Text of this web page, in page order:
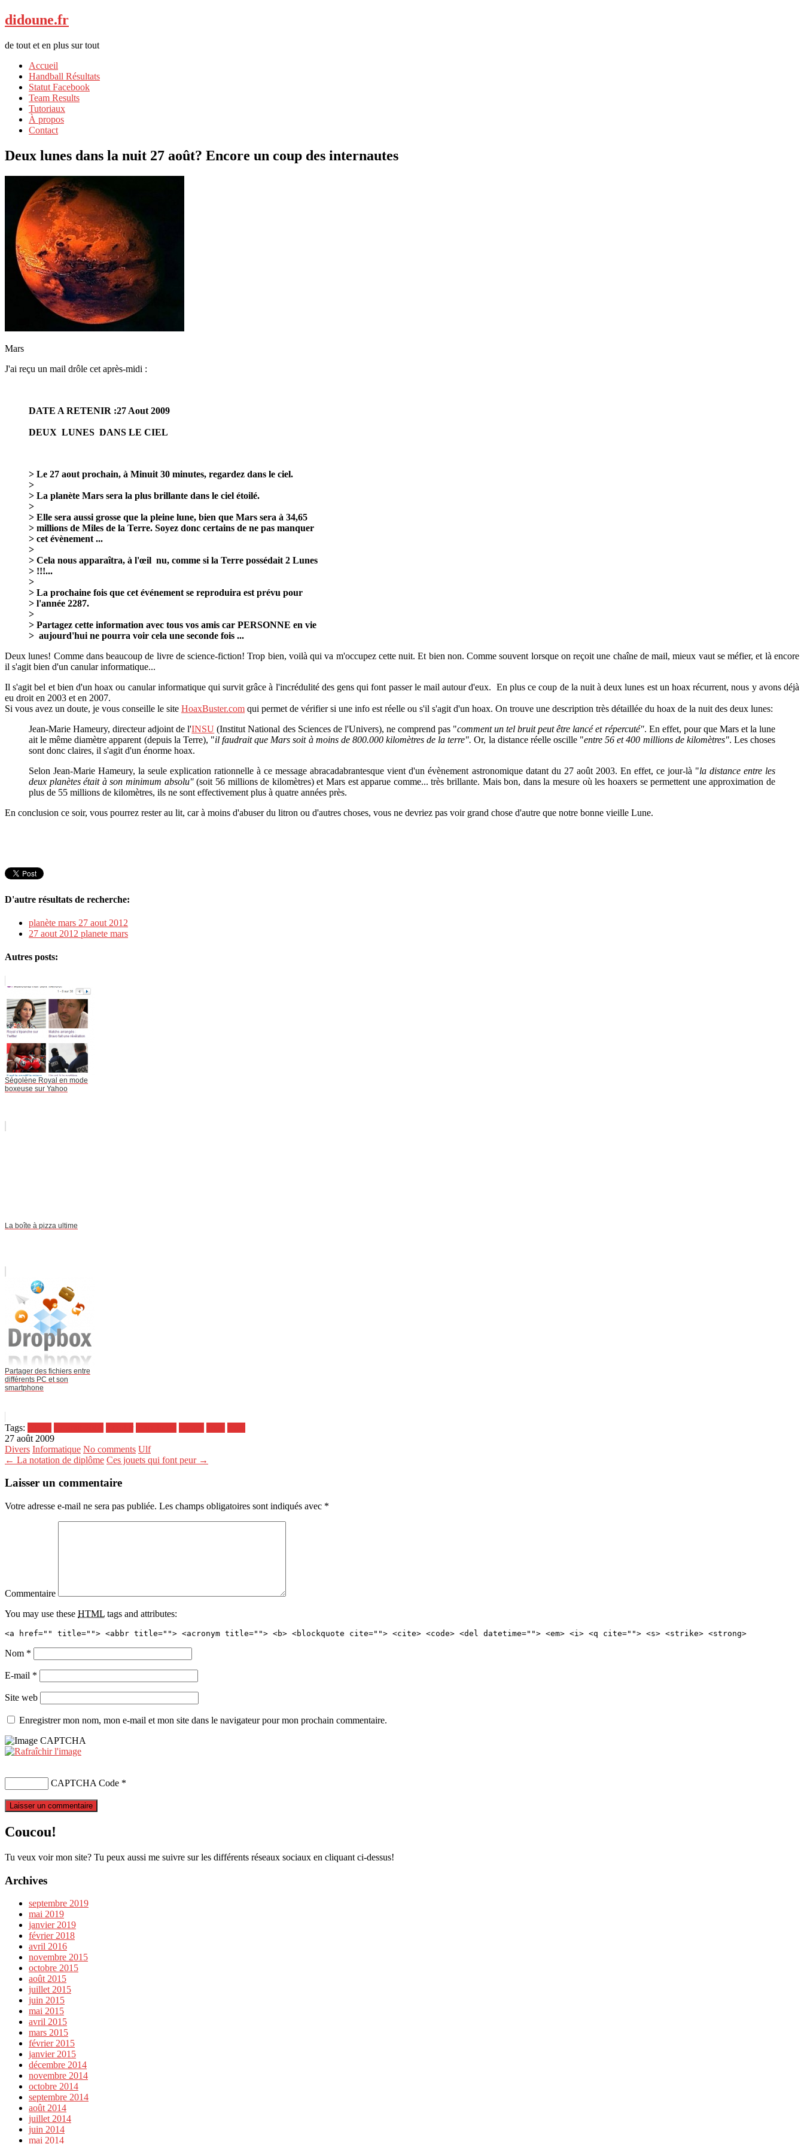
didoune.fr
de tout et en plus sur tout
Accueil
Handball Résultats
Statut Facebook
Team Results
Tutoriaux
À propos
Contact
Deux lunes dans la nuit 27 août? Encore un coup des internautes
Mars
J'ai reçu un mail drôle cet après-midi :
DATE A RETENIR :27 Aout 2009
DEUX LUNES DANS LE CIEL
> Le 27 aout prochain, à Minuit 30 minutes, regardez dans le ciel.
>
> La planète Mars sera la plus brillante dans le ciel étoilé.
>
> Elle sera aussi grosse que la pleine lune, bien que Mars sera à 34,65
> millions de Miles de la Terre. Soyez donc certains de ne pas manquer
> cet évènement ...
>
> Cela nous apparaîtra, à l'œil nu, comme si la Terre possédait 2 Lunes
> !!!...
>
> La prochaine fois que cet événement se reproduira est prévu pour
> l'année 2287.
>
> Partagez cette information avec tous vos amis car PERSONNE en vie
> aujourd'hui ne pourra voir cela une seconde fois ...
Deux lunes! Comme dans beaucoup de livre de science-fiction! Trop bien, voilà qui va m'occupez cette nuit. Et bien non. Comme souvent lorsque on reçoit une chaîne de mail, mieux vaut se méfier, et là encore
il s'agit bien d'un canular informatique...
Il s'agit bel et bien d'un hoax ou canular informatique qui survit grâce à l'incrédulité des gens qui font passer le mail autour d'eux. En plus ce coup de la nuit à deux lunes est un hoax récurrent, nous y avons déjà
eu droit en 2003 et en 2007.
Si vous avez un doute, je vous conseille le site HoaxBuster.com qui permet de vérifier si une info est réelle ou s'il s'agit d'un hoax. On trouve une description très détaillée du hoax de la nuit des deux lunes:
Jean-Marie Hameury, directeur adjoint de l'INSU (Institut National des Sciences de l'Univers), ne comprend pas "comment un tel bruit peut être lancé et répercuté". En effet, pour que Mars et la lune
ait le même diamètre apparent (depuis la Terre), "il faudrait que Mars soit à moins de 800.000 kilomètres de la terre".Or, la distance réelle oscille "entre 56 et 400 millions de kilomètres". Les choses
sont donc claires, il s'agit d'un énorme hoax.
Selon Jean-Marie Hameury, la seule explication rationnelle à ce message abracadabrantesque vient d'un évènement astronomique datant du 27 août 2003. En effet, ce jour-là "la distance entre les
deux planètes était à son minimum absolu"(soit 56 millions de kilomètres) et Mars est apparue comme... très brillante. Mais bon, dans la mesure où les hoaxers se permettent une approximation de
plus de 55 millions de kilomètres, ils ne sont effectivement plus à quatre années près.
En conclusion ce soir, vous pourrez rester au lit, car à moins d'abuser du litron ou d'autres choses, vous ne devriez pas voir grand chose d'autre que notre bonne vieille Lune.
D'autre résultats de recherche:
planète mars 27 aout 2012
27 aout 2012 planete mars
Autres posts:
Ségolène Royal en mode
boxeuse sur Yahoo
La boîte à pizza ultime
Partager des fichiers entre
différents PC et son
smartphone
Tags:
27 août 2009
Divers Informatique No comments Ulf
← La notation de diplôme Ces jouets qui font peur →
Laisser un commentaire
Votre adresse e-mail ne sera pas publiée. Les champs obligatoires sont indiqués avec *
Commentaire
You may use these HTML tags and attributes:
<a href="" title=""> <abbr title=""> <acronym title=""> <b> <blockquote cite=""> <cite> <code> <del datetime=""> <em> <i> <q cite=""> <s> <strike> <strong>
Nom *
E-mail *
Site web
Enregistrer mon nom, mon e-mail et mon site dans le navigateur pour mon prochain commentaire.
CAPTCHA Code *
Coucou!
Tu veux voir mon site? Tu peux aussi me suivre sur les différents réseaux sociaux en cliquant ci-dessus!
Archives
septembre 2019
mai 2019
janvier 2019
février 2018
avril 2016
novembre 2015
octobre 2015
août 2015
juillet 2015
juin 2015
mai 2015
avril 2015
mars 2015
février 2015
janvier 2015
décembre 2014
novembre 2014
octobre 2014
septembre 2014
août 2014
juillet 2014
juin 2014
mai 2014